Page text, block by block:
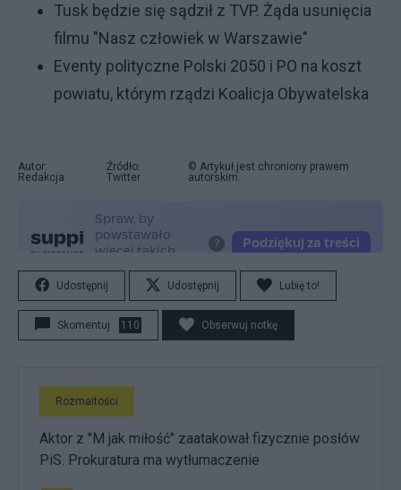
Tusk będzie się sądził z TVP. Żąda usunięcia
filmu "Nasz człowiek w Warszawie"
Eventy polityczne Polski 2050 i PO na koszt
powiatu, którym rządzi Koalicja Obywatelska
Autor:
Redakcja
Źródło:
Twitter
© Artykuł jest chroniony prawem
autorskim.
Udostępnij Udostępnij Lubię to!
Skomentuj 110 Obserwuj notkę
Rozmaitości
Aktor z "M jak miłość" zaatakował fizycznie posłów
PiS. Prokuratura ma wytłumaczenie